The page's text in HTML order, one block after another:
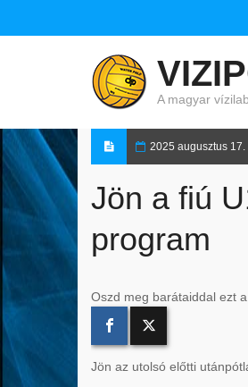
A magyar
2025 augusztus 17.
Jön a fiú
program
Oszd meg barátaiddal ezt
Jön az utolsó előtti